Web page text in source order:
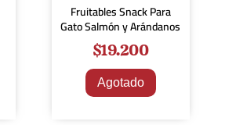
Fruitables Snack Para
Gato Salmón y Arándanos
$19.200
Agotado